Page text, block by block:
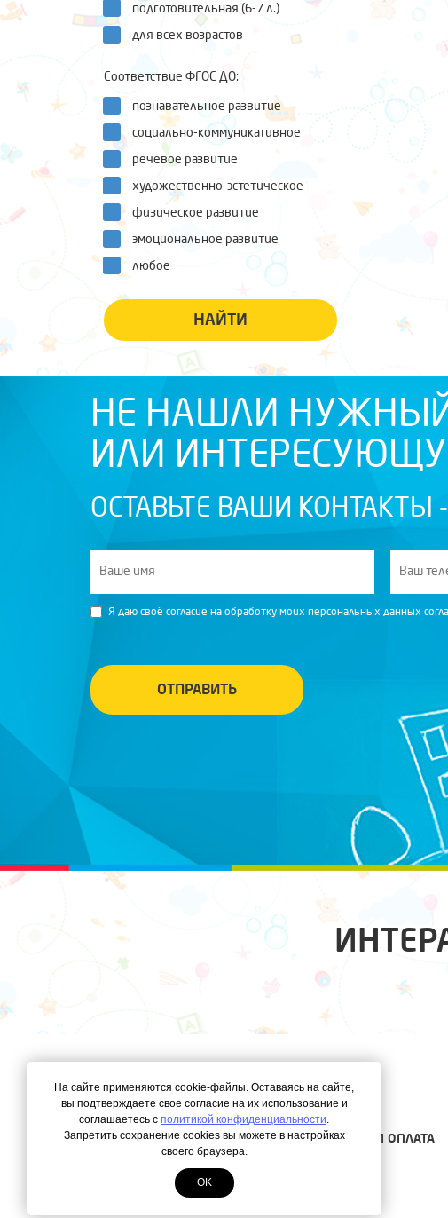
подготовительная (6-7 л.)
для всех возрастов
Соответствие ФГОС ДО:
познавательное развитие
социально-коммуникативное
речевое развитие
художественно-эстетическое
физическое развитие
эмоциональное развитие
любое
НАЙТИ
НЕ НАШЛИ
ИЛИ
ОСТАВЬТЕ ВАШИ
Я даю своё согласие на обработку моих персональных данных
ОТПРАВИТЬ
КАТАЛОГ
О НАС
ДОСТАВКА И ОПЛАТА
На сайте применяются cookie-файлы. Оставаясь на сайте,
вы подтверждаете свое согласие на их использование и
соглашаетесь с политикой конфиденциальности.
Запретить сохранение cookies вы можете в настройках
своего браузера.
OK